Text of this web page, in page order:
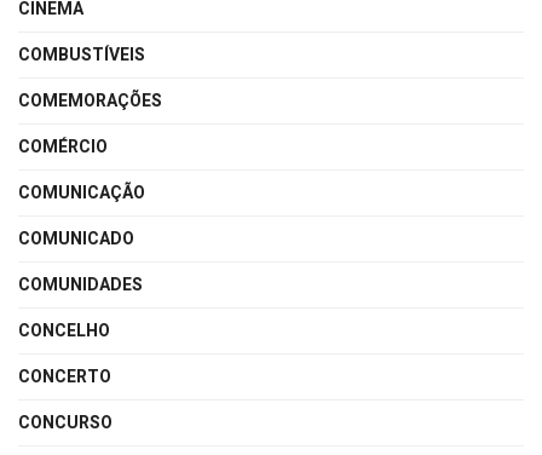
CINEMA
COMBUSTÍVEIS
COMEMORAÇÕES
COMÉRCIO
COMUNICAÇÃO
COMUNICADO
COMUNIDADES
CONCELHO
CONCERTO
CONCURSO